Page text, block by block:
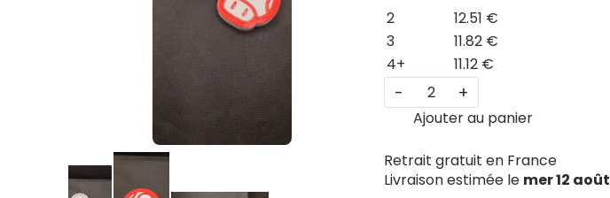
2
12.51 €
3
11.82 €
4+
11.12 €
- +
Ajouter au panier
Retrait gratuit en France
Livraison estimée le mer 12 août